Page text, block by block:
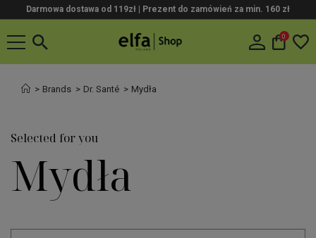
Darmowa dostawa od 119zł | Prezent do zamówień za min. 160 zł
0
Brands Dr. Santé Mydła
Selected for you
Mydła